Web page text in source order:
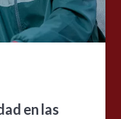
en las